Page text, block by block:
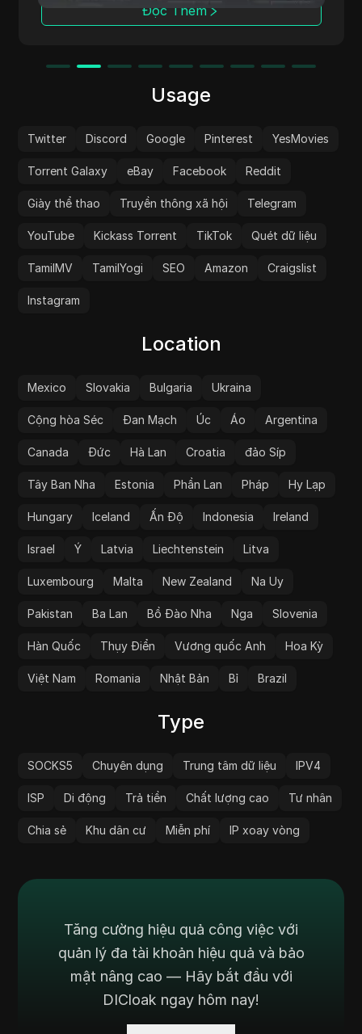
Đọc Thêm
Usage
Twitter Discord Google Pinterest YesMovies
Torrent Galaxy eBay Facebook Reddit
Giày thể thao Truyền thông xã hội Telegram
YouTube Kickass Torrent TikTok Quét dữ liệu
TamilMV TamilYogi SEO Amazon Craigslist
Instagram
Location
Mexico Slovakia Bulgaria Ukraina
Cộng hòa Séc Đan Mạch Úc Áo Argentina
Canada Đức Hà Lan Croatia đảo Síp
Tây Ban Nha Estonia Phần Lan Pháp Hy Lạp
Hungary Iceland Ấn Độ Indonesia Ireland
Israel Ý Latvia Liechtenstein Litva
Luxembourg Malta New Zealand Na Uy
Pakistan Ba Lan Bồ Đào Nha Nga Slovenia
Hàn Quốc Thụy Điển Vương quốc Anh Hoa Kỳ
Việt Nam Romania Nhật Bản Bỉ Brazil
Type
SOCKS5 Chuyên dụng Trung tâm dữ liệu IPV4
ISP Di động Trả tiền Chất lượng cao Tư nhân
Chia sẻ Khu dân cư Miễn phí IP xoay vòng
Tăng cường hiệu quả công việc với
quản lý đa tài khoản hiệu quả và bảo
mật nâng cao — Hãy bắt đầu với
DICloak ngay hôm nay!